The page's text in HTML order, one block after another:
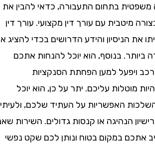
בתחום התעבורה, כדאי להבין את
עם עורך דין מקצועי. עורך דין
הניסיון והידע הדרושים בכדי להציג את
בנוסף, הוא יוכל להנחות אתכם
למען הפחתת הסנקציות
עליכם. יתר על כן, הוא יוכל
האפשריות על העתיד שלכם, ולעיתים
או קנסות גדולים. השירות שאנו
במקום בטוח ונותן לכם שקט נפשי